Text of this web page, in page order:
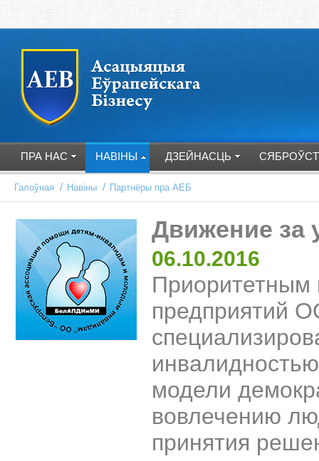
ПРА НАС НАВІНЫ ДЗЕЙНАСЦЬ
Галоўная / Навіны / Партнёры пра АЕБ
Движение за
06.10.2016
Приоритетным
предприятий
модели
вовлечению
принятия